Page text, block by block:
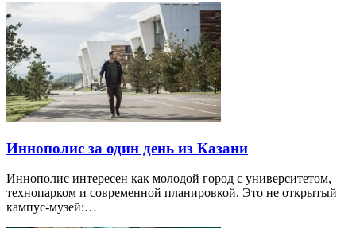
Иннополис за один день из Казани
Иннополис интересен как молодой город с университетом,
технопарком и современной планировкой. Это не открытый
кампус-музей:…